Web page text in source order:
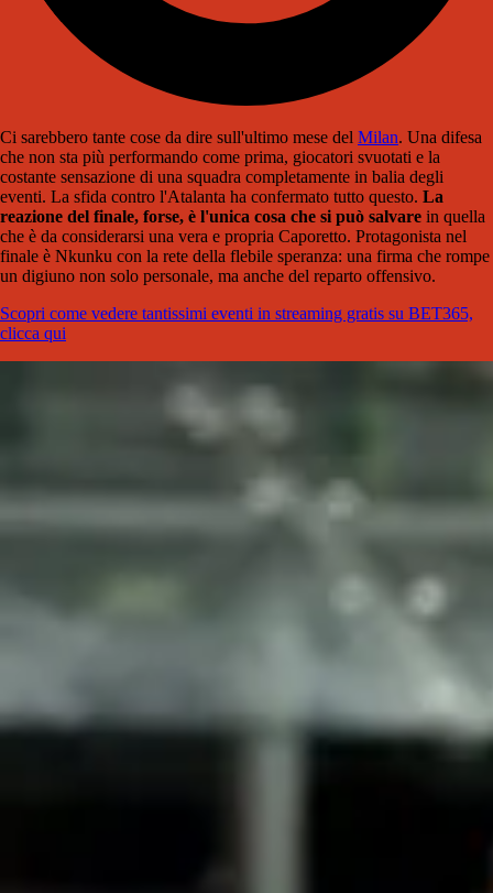
Ci sarebbero tante cose da dire sull'ultimo mese del Milan. Una difesa
che non sta più performando come prima, giocatori svuotati e la
costante sensazione di una squadra completamente in balia degli
eventi. La sfida contro l'Atalanta ha confermato tutto questo. La
reazione del finale, forse, è l'unica cosa che si può salvare in quella
che è da considerarsi una vera e propria Caporetto. Protagonista nel
finale è Nkunku con la rete della flebile speranza: una firma che rompe
un digiuno non solo personale, ma anche del reparto offensivo.
Scopri come vedere tantissimi eventi in streaming gratis su BET365,
clicca qui